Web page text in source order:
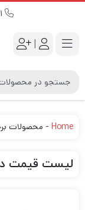
|
Home
- محصولات
لیست قیمت